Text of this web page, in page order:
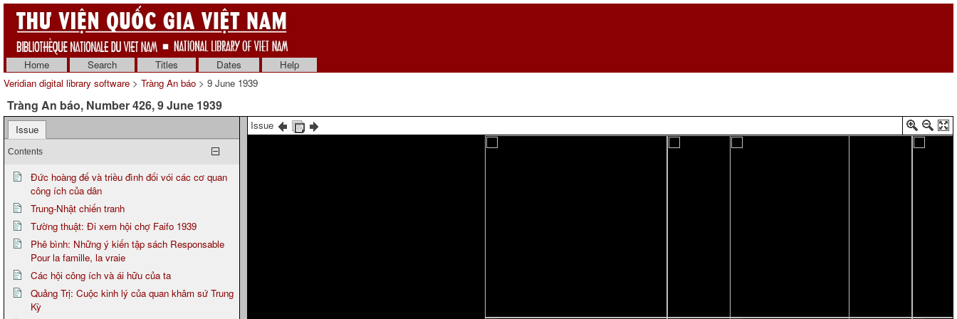
Home Search Titles Dates
Help
Veridian digital library software > Tràng An báo > 9 June 1939
Tràng An báo, Number 426, 9 June 1939
Issue
Contents
Đức hoàng đế và triều đình đối vói các cơ quan
công ích của dân
Trung-Nhật chiến tranh
Tường thuật: Đi xem hội chợ Faifo 1939
Phê bình: Những ý kiến tập sách Responsable
Pour la famille, la vraie
Các hội công ích và ái hữu của ta
Quảng Trị: Cuộc kinh lý của quan khâm sứ Trung
Kỳ
Issue